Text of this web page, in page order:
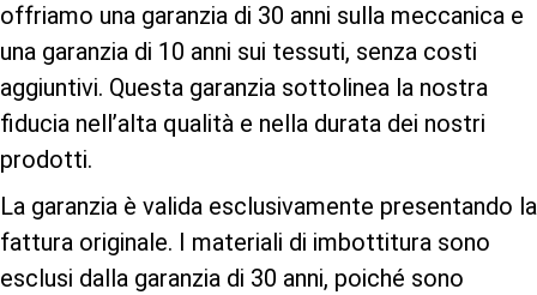
offriamo una garanzia di 30 anni sulla meccanica e
una garanzia di 10 anni sui tessuti, senza costi
aggiuntivi. Questa garanzia sottolinea la nostra
fiducia nell’alta qualità e nella durata dei nostri
prodotti.
La garanzia è valida esclusivamente presentando la
fattura originale. I materiali di imbottitura sono
esclusi dalla garanzia di 30 anni, poiché sono